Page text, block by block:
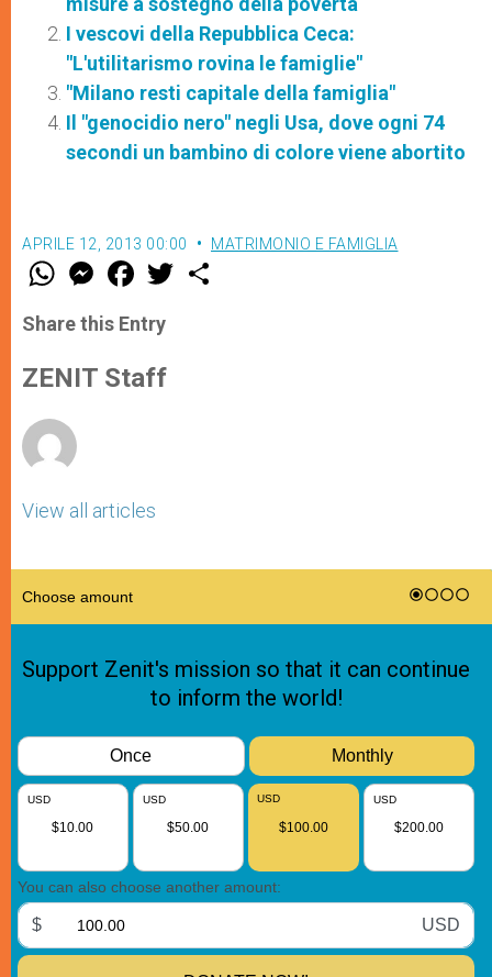
I vescovi della Repubblica Ceca:
"L'utilitarismo rovina le famiglie"
"Milano resti capitale della famiglia"
Il "genocidio nero" negli Usa, dove ogni 74
secondi un bambino di colore viene abortito
APRILE 12, 2013 00:00 MATRIMONIO E FAMIGLIA
W
t
s
p
p
M
e
s
e
g
e
F
a
e
b
o
k
w
Share this Entry
ZENIT Staff
View all articles